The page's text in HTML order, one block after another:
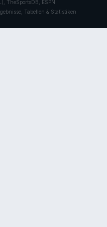
TheSportsDB, ESPN
Tabellen & Statistiken